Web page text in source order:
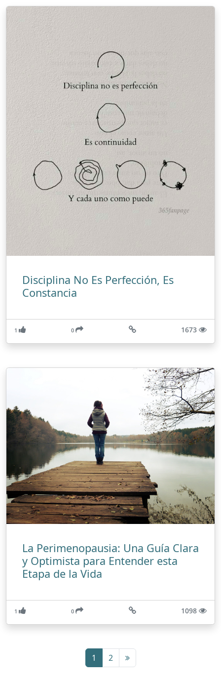
Disciplina No Es Perfección, Es
Constancia
1 0 1673
La Perimenopausia: Una Guía Clara
y Optimista para Entender esta
Etapa de la Vida
1 0 1098
1 2